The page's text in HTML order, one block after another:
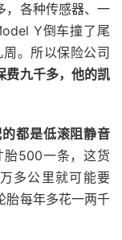
，各种传感器、一
Y倒车撞了尾
。所以保险公司
费九千多，他的凯
都是低滚阻静音
胎500一条，这货
多公里就可能要
胎每年多花一两千